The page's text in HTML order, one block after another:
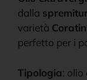
dalla
varietà
perfetto per i
Tipologia: olio